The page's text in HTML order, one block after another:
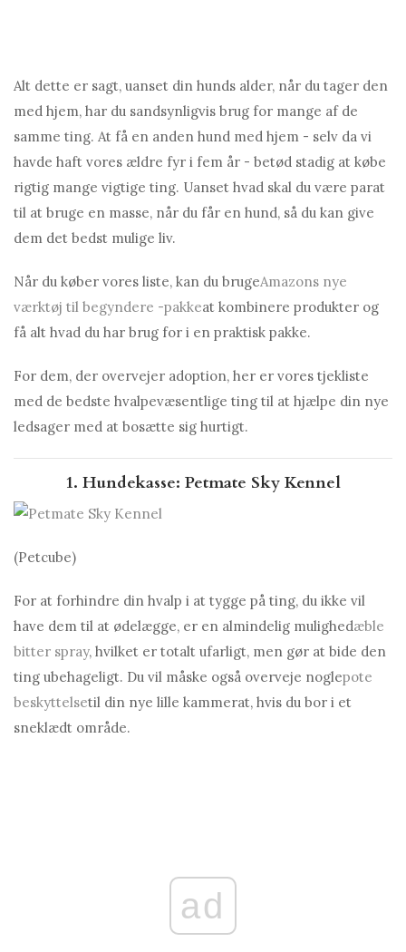
Alt dette er sagt, uanset din hunds alder, når du tager den
med hjem, har du sandsynligvis brug for mange af de
samme ting. At få en anden hund med hjem - selv da vi
havde haft vores ældre fyr i fem år - betød stadig at købe
rigtig mange vigtige ting. Uanset hvad skal du være parat
til at bruge en masse, når du får en hund, så du kan give
dem det bedst mulige liv.
Når du køber vores liste, kan du brugeAmazons nye
værktøj til begyndere -pakkeat kombinere produkter og
få alt hvad du har brug for i en praktisk pakke.
For dem, der overvejer adoption, her er vores tjekliste
med de bedste hvalpevæsentlige ting til at hjælpe din nye
ledsager med at bosætte sig hurtigt.
1. Hundekasse: Petmate Sky Kennel
(Petcube)
For at forhindre din hvalp i at tygge på ting, du ikke vil
have dem til at ødelægge, er en almindelig mulighedæble
bitter spray, hvilket er totalt ufarligt, men gør at bide den
ting ubehageligt. Du vil måske også overveje noglepote
beskyttelsetil din nye lille kammerat, hvis du bor i et
sneklædt område.
ad